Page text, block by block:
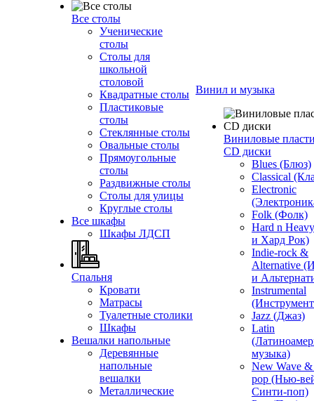
Все столы
Ученические
столы
Столы для
школьной
столовой
Квадратные столы
Пластиковые
столы
Стеклянные столы
Овальные столы
Прямоугольные
столы
Раздвижные столы
Столы для улицы
Круглые столы
Все шкафы
Шкафы ЛДСП
Спальня
Кровати
Матрасы
Туалетные столики
Шкафы
Вешалки напольные
Деревянные
напольные
вешалки
Металлические
Винил и музыка
Виниловые
CD диски
Blues (Блюз)
Classical
Electronic
Folk (Фолк)
Hard n
и Хард Рок)
Indie-rock &
Alternative
и
Instrumental
Jazz (Джаз)
Latin
музыка)
New Wave
pop (Нью-
Синти-поп)